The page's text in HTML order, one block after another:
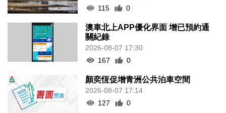
115
0
澳車北上APP優化界面 增已預約通
關紀錄
2026-08-07 17:30
167
0
顏奕恆促增青洲公共泊車空間
2026-08-07 17:14
127
0